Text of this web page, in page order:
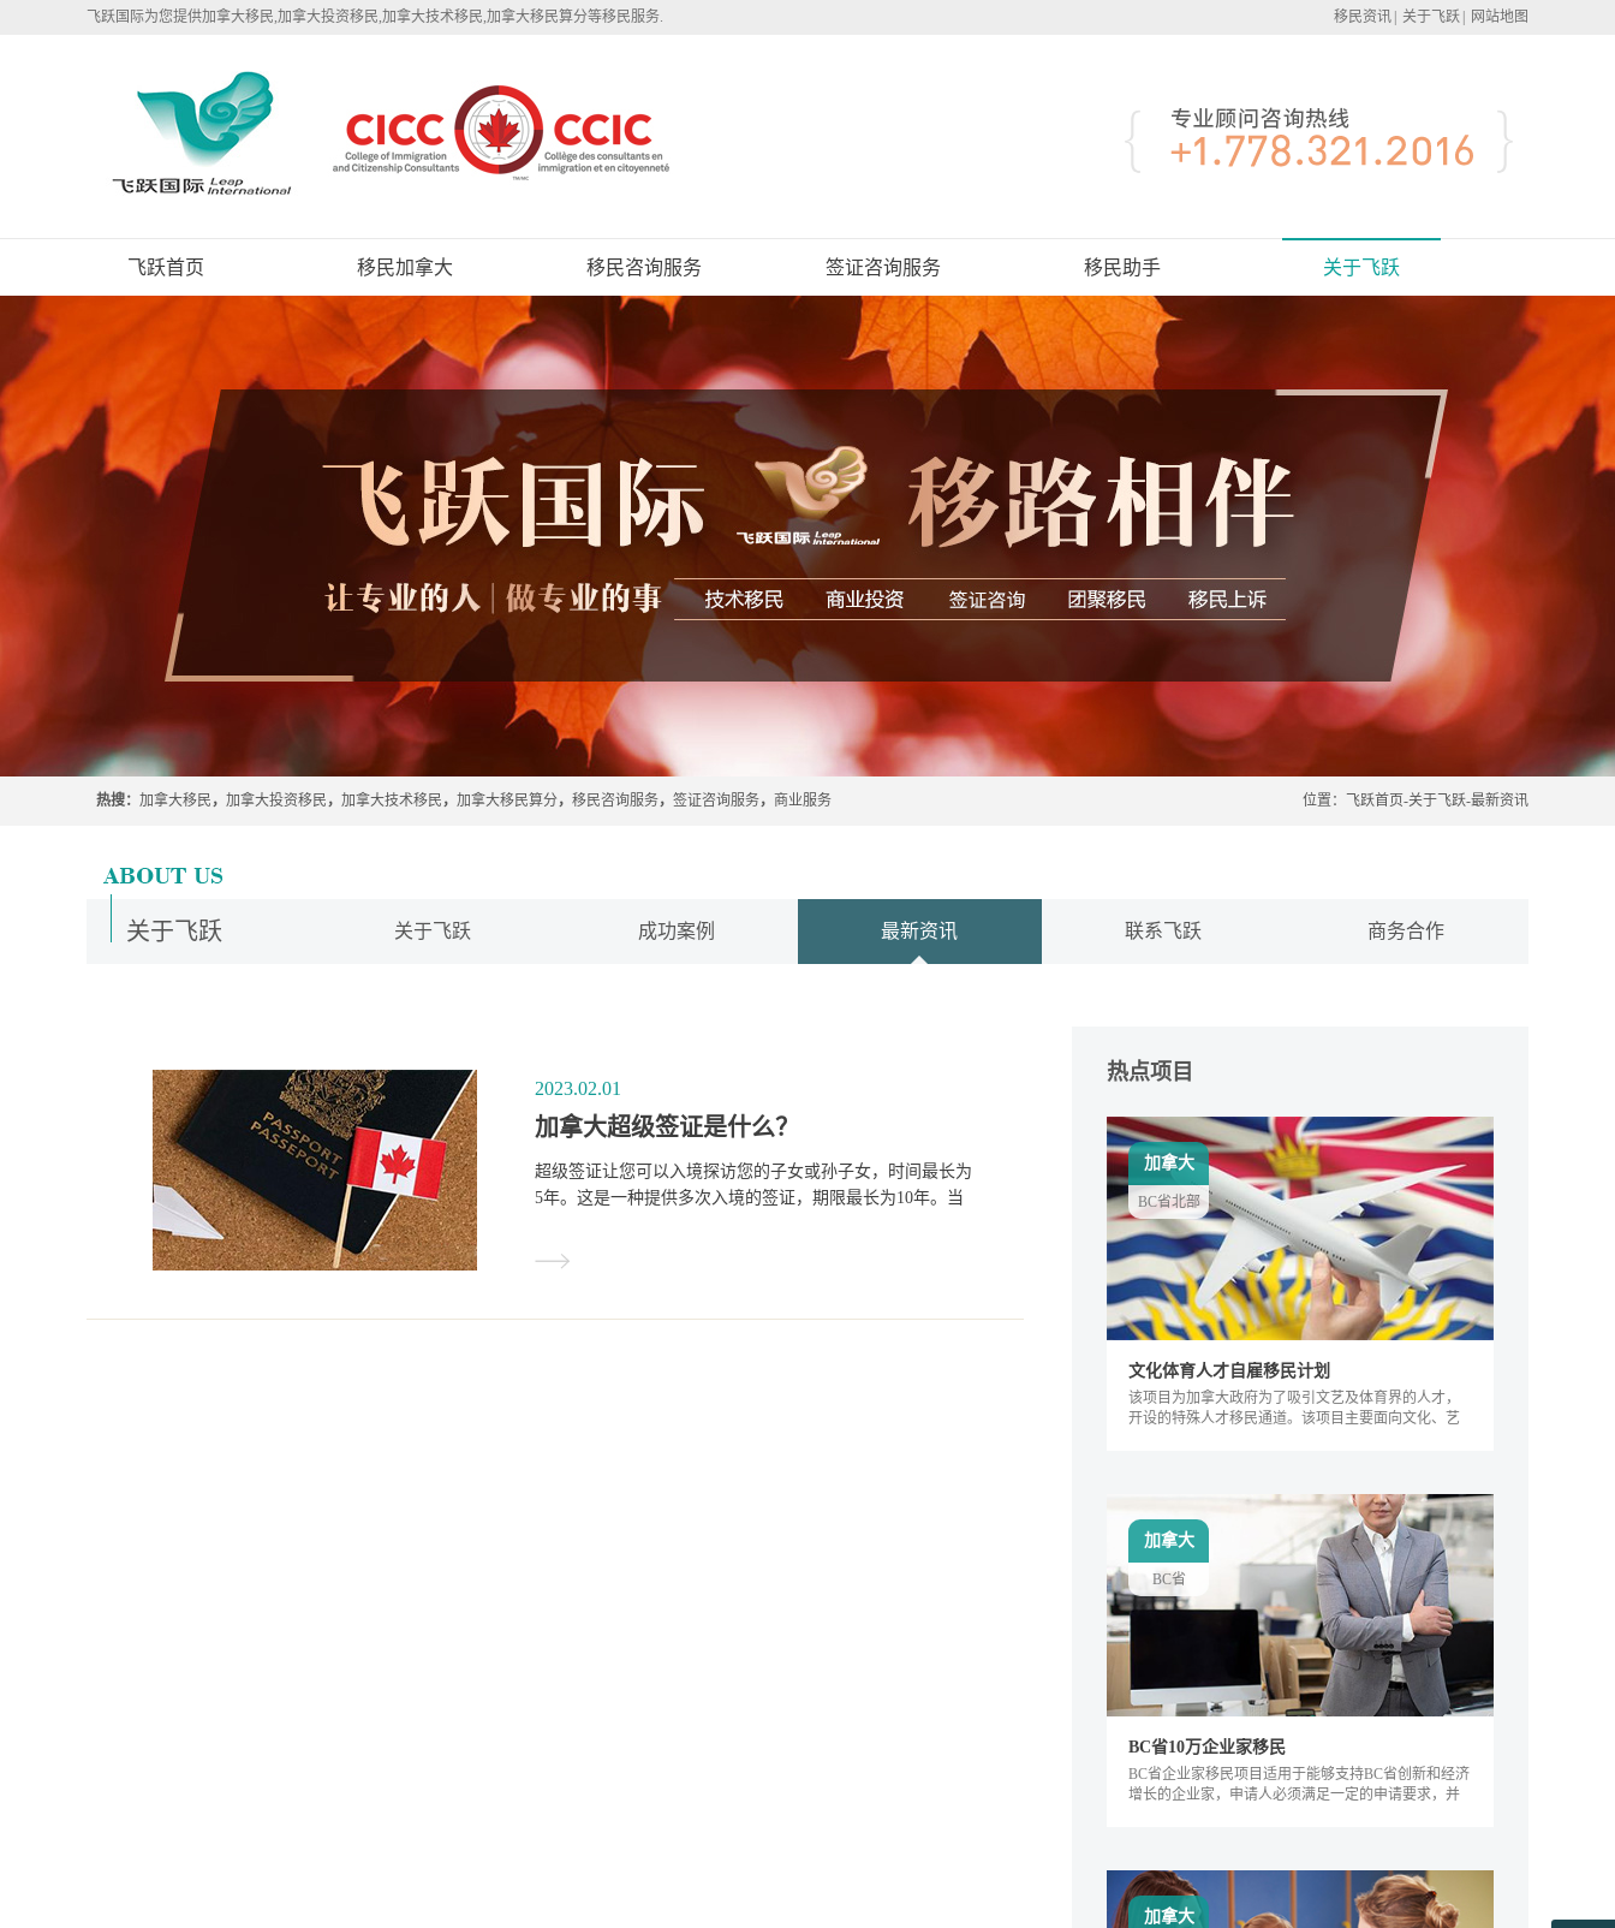
飞跃国际为您提供加拿大移民,加拿大投资移民,加拿大技术移民,加拿大移民算分等移民服务. 移民资讯 关于飞跃 网站地图
飞跃首页 移民加拿大 移民咨询服务 签证咨询服务 移民助手 关于飞跃
热搜： 加拿大移民 ， 加拿大投资移民 ， 加拿大技术移民 ， 加拿大移民算分， 移民咨询服务， 签证咨询服务， 商业服务 位置： 飞跃首页-关于飞跃-最新资讯
关于飞跃 关于飞跃 成功案例 最新资讯 联系飞跃 商务合作
2023.02.01
加拿大超级签证是什么？
超级签证让您可以入境探访您的子女或孙子女，时间最长为
5年。这是一种提供多次入境的签证，期限最长为10年。当
热点项目
文化体育人才自雇移民计划
该项目为加拿大政府为了吸引文艺及体育界的人才，
开设的特殊人才移民通道。该项目主要面向文化、艺
成为特殊类人才的热门移民项目。
加拿大
BC省北部
BC省10万企业家移民
BC省企业家移民项目适用于能够支持BC省创新和经济
增长的企业家，申请人必须满足一定的申请要求，并
加拿大
BC省
加拿大